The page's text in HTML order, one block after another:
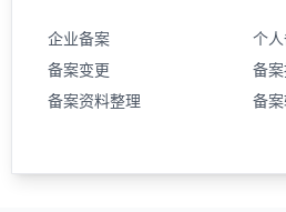
企业备案
个
备案变更
备
备案资料整理
备